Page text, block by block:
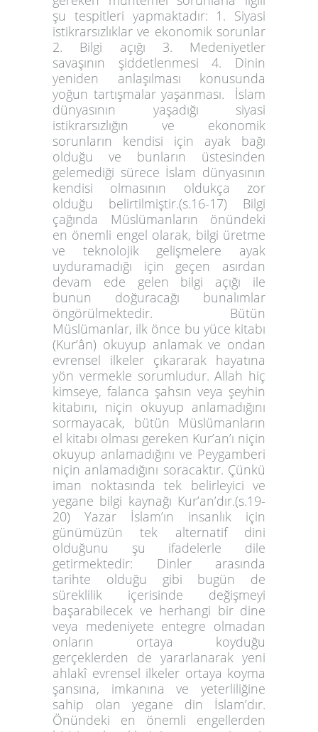
şu tespitleri yapmaktadır: 1. Siyasi
istikrarsızlıklar ve ekonomik sorunlar
2. Bilgi açığı 3. Medeniyetler
savaşının şiddetlenmesi 4. Dinin
yeniden anlaşılması konusunda
yoğun tartışmalar yaşanması. İslam
dünyasının yaşadığı siyasi
istikrarsızlığın ve ekonomik
sorunların kendisi için ayak bağı
olduğu ve bunların üstesinden
gelemediği sürece İslam dünyasının
kendisi olmasının oldukça zor
olduğu belirtilmiştir.(s.16-17) Bilgi
çağında Müslümanların önündeki
en önemli engel olarak, bilgi üretme
ve teknolojik gelişmelere ayak
uyduramadığı için geçen asırdan
devam ede gelen bilgi açığı ile
bunun doğuracağı bunalımlar
öngörülmektedir. Bütün
Müslümanlar, ilk önce bu yüce kitabı
(Kur’ân) okuyup anlamak ve ondan
evrensel ilkeler çıkararak hayatına
yön vermekle sorumludur. Allah hiç
kimseye, falanca şahsın veya şeyhin
kitabını, niçin okuyup anlamadığını
sormayacak, bütün Müslümanların
el kitabı olması gereken Kur’an’ı niçin
okuyup anlamadığını ve Peygamberi
niçin anlamadığını soracaktır. Çünkü
iman noktasında tek belirleyici ve
yegane bilgi kaynağı Kur’an’dır.(s.19-
20) Yazar İslam’ın insanlık için
günümüzün tek alternatif dini
olduğunu şu ifadelerle dile
getirmektedir: Dinler arasında
tarihte olduğu gibi bugün de
süreklilik içerisinde değişmeyi
başarabilecek ve herhangi bir dine
veya medeniyete entegre olmadan
onların ortaya koyduğu
gerçeklerden de yararlanarak yeni
ahlakî evrensel ilkeler ortaya koyma
şansına, imkanına ve yeterliliğine
sahip olan yegane din İslam’dır.
Önündeki en önemli engellerden